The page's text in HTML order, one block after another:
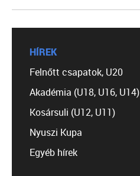
HÍREK
Felnőtt csapatok, U20
Akadémia (U18, U16, U14)
Kosársuli (U12, U11)
Nyuszi Kupa
Egyéb hírek